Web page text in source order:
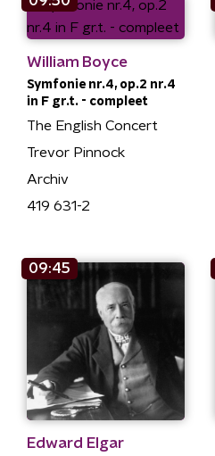
William Boyce
Symfonie nr.4, op.2 nr.4
in F gr.t. - compleet
The English Concert
Trevor Pinnock
Archiv
419 631-2
09:45
Edward Elgar